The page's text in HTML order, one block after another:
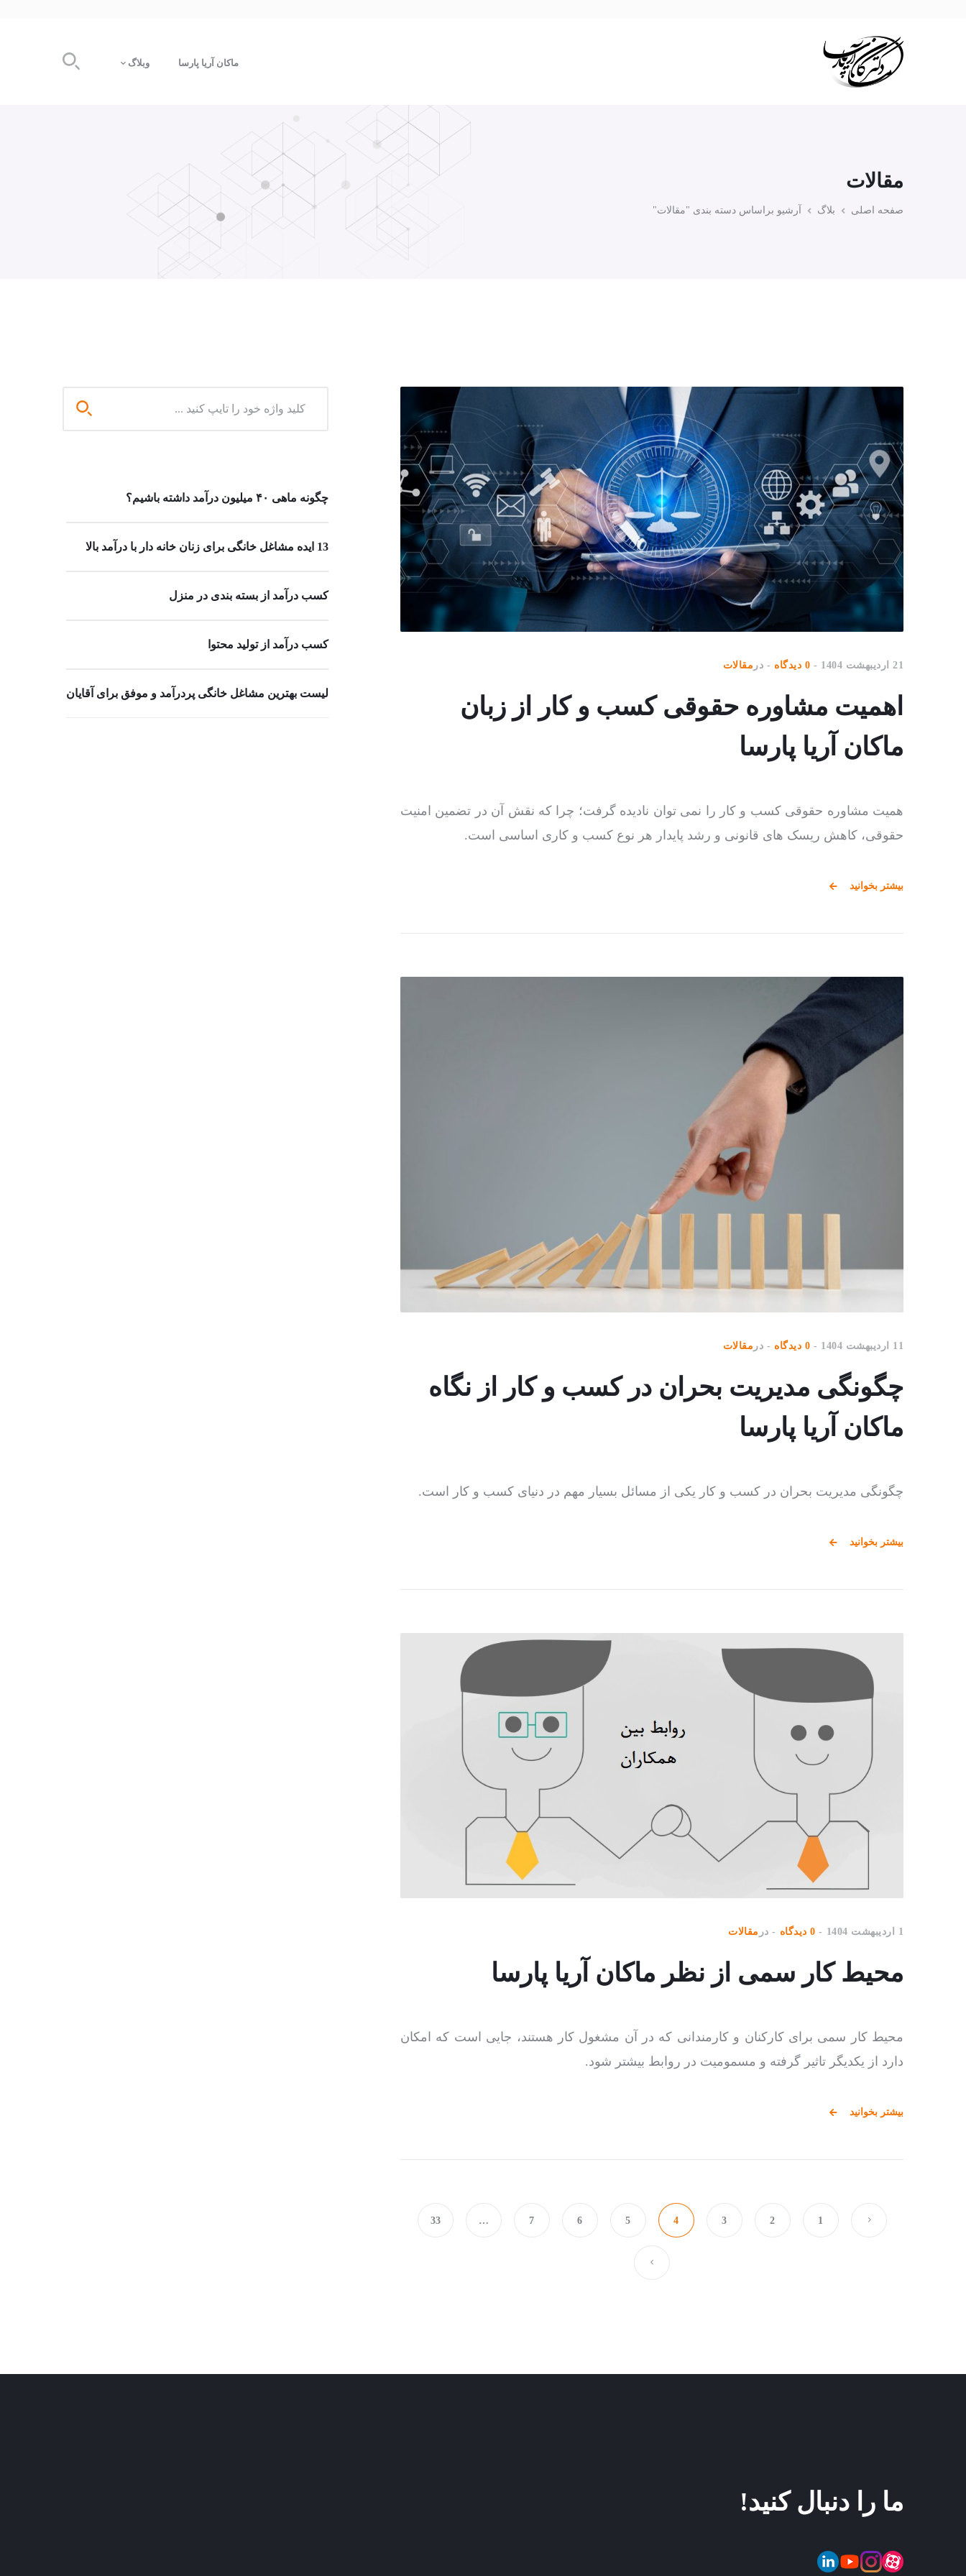
ماکان آریا پارسا وبلاگ
مقالات
صفحه اصلی بلاگ آرشیو براساس دسته بندی "مقالات"
21 اردیبهشت 1404 0 دیدگاه در مقالات
اهمیت مشاوره حقوقی کسب و کار از زبان
ماکان آریا پارسا
همیت مشاوره حقوقی کسب و کار را نمی توان نادیده گرفت؛ چرا که نقش آن در تضمین امنیت
حقوقی، کاهش ریسک های قانونی و رشد پایدار هر نوع کسب و کاری اساسی است.
بیشتر بخوانید
11 اردیبهشت 1404 0 دیدگاه در مقالات
چگونگی مدیریت بحران در کسب و کار از نگاه
ماکان آریا پارسا
چگونگی مدیریت بحران در کسب و کار یکی از مسائل بسیار مهم در دنیای کسب و کار است.
بیشتر بخوانید
1 اردیبهشت 1404 0 دیدگاه در مقالات
محیط کار سمی از نظر ماکان آریا پارسا
محیط کار سمی برای کارکنان و کارمندانی که در آن مشغول کار هستند، جایی است که امکان
دارد از یکدیگر تاثیر گرفته و مسمومیت در روابط بیشتر شود.
بیشتر بخوانید
1
2
3
4
5
6
7
…
33
چگونه ماهی ۴۰ میلیون درآمد داشته باشیم؟
13 ایده مشاغل خانگی برای زنان خانه دار با درآمد بالا
کسب درآمد از بسته بندی در منزل
کسب درآمد از تولید محتوا
لیست بهترین مشاغل خانگی پردرآمد و موفق برای آقایان
ما را دنبال کنید!